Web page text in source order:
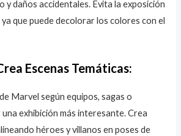
y daños accidentales. Evita la exposición
que puede decolorar los colores con el
Escenas Temáticas:
Marvel según equipos, sagas o
exhibición más interesante. Crea
héroes y villanos en poses de